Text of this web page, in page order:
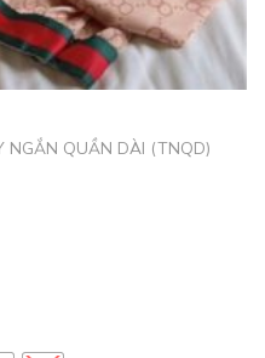
NGẮN QUẦN DÀI (TNQD)